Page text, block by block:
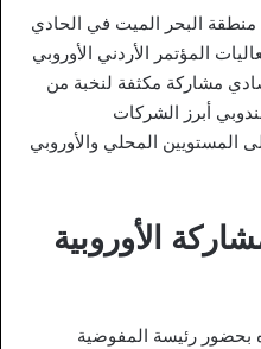
البحر الميت في الحادي
من نيسان لعام 2026، فعاليات المؤتمر الأردني الأوروبي
مشاركة مكثفة لنخبة من
أبرز الشركات
المستويين المحلي والأوروبي
الأوروبية
بحضور رئيسة المفوضية